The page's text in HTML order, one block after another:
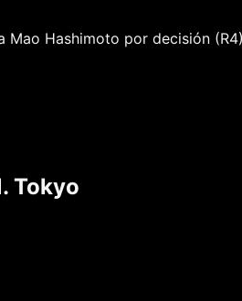
Mao Hashimoto por decisión
Tokyo